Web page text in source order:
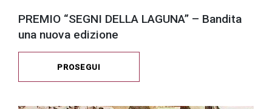
PREMIO “SEGNI DELLA LAGUNA” – Bandita
una nuova edizione
PROSEGUI